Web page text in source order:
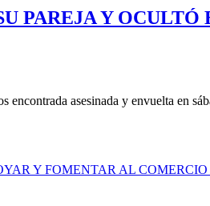
PAREJA Y OCULTÓ
asesinada y envuelta en